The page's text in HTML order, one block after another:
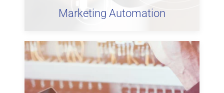
Marketing Automation